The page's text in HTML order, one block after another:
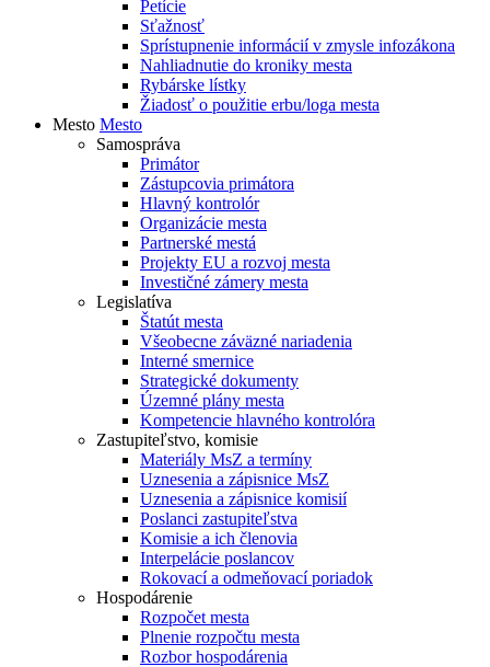
Petície
Sťažnosť
Sprístupnenie informácií v zmysle infozákona
Nahliadnutie do kroniky mesta
Rybárske lístky
Žiadosť o použitie erbu/loga mesta
Mesto Mesto
Samospráva
Primátor
Zástupcovia primátora
Hlavný kontrolór
Organizácie mesta
Partnerské mestá
Projekty EU a rozvoj mesta
Investičné zámery mesta
Legislatíva
Štatút mesta
Všeobecne záväzné nariadenia
Interné smernice
Strategické dokumenty
Územné plány mesta
Kompetencie hlavného kontrolóra
Zastupiteľstvo, komisie
Materiály MsZ a termíny
Uznesenia a zápisnice MsZ
Uznesenia a zápisnice komisií
Poslanci zastupiteľstva
Komisie a ich členovia
Interpelácie poslancov
Rokovací a odmeňovací poriadok
Hospodárenie
Rozpočet mesta
Plnenie rozpočtu mesta
Rozbor hospodárenia